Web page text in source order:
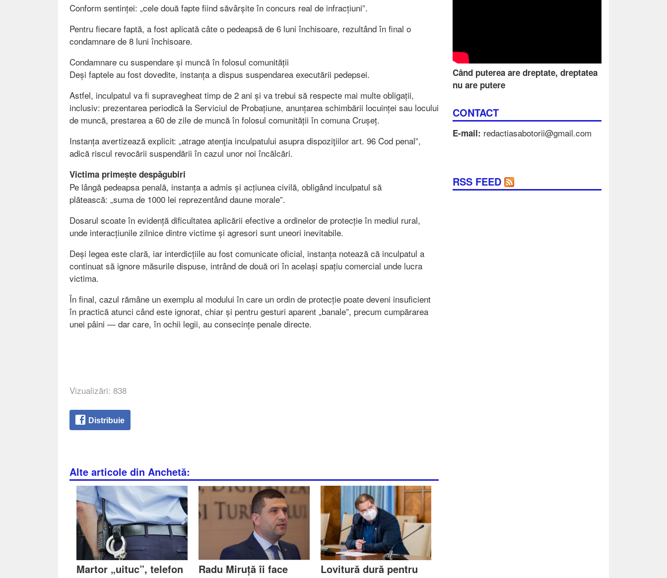
Când puterea are dreptate, dreptatea
nu are putere
CONTACT
E-mail: redactiasabotorii@gmail.com
RSS FEED
Conform sentinței: „cele două fapte fiind săvârșite în concurs real de infracțiuni”.
Pentru fiecare faptă, a fost aplicată câte o pedeapsă de 6 luni închisoare, rezultând în final o
condamnare de 8 luni închisoare.
Condamnare cu suspendare și muncă în folosul comunității
Deși faptele au fost dovedite, instanța a dispus suspendarea executării pedepsei.
Astfel, inculpatul va fi supravegheat timp de 2 ani și va trebui să respecte mai multe obligații,
inclusiv: prezentarea periodică la Serviciul de Probațiune, anunțarea schimbării locuinței sau locului
de muncă, prestarea a 60 de zile de muncă în folosul comunității în comuna Crușeț.
Instanța avertizează explicit: „atrage atenţia inculpatului asupra dispoziţiilor art. 96 Cod penal”,
adică riscul revocării suspendării în cazul unor noi încălcări.
Victima primește despăgubiri
Pe lângă pedeapsa penală, instanța a admis și acțiunea civilă, obligând inculpatul să
plătească: „suma de 1000 lei reprezentând daune morale”.
Dosarul scoate în evidență dificultatea aplicării efective a ordinelor de protecție în mediul rural,
unde interacțiunile zilnice dintre victime și agresori sunt uneori inevitabile.
Deși legea este clară, iar interdicțiile au fost comunicate oficial, instanța notează că inculpatul a
continuat să ignore măsurile dispuse, intrând de două ori în același spațiu comercial unde lucra
victima.
În final, cazul rămâne un exemplu al modului în care un ordin de protecție poate deveni insuficient
în practică atunci când este ignorat, chiar și pentru gesturi aparent „banale”, precum cumpărarea
unei pâini — dar care, în ochii legii, au consecințe penale directe.
Vizualizări: 838
Distribuie
Alte articole din Anchetă:
Martor „uituc”, telefon
Radu Miruță îi face
Lovitură dură pentru